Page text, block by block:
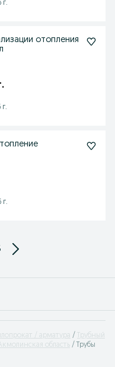
г.
отопления
г.
/ арматура
Трубный
область
Трубы